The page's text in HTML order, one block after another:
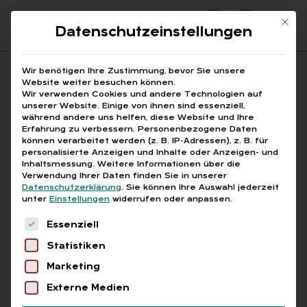
Suchfeld
Suchen
Breadcrumb-Navigation
STARTSEITE
PRINTAUSGABEN
TITELTHEMA: QUO VADIS, …
DIGITALE RENTENÜBERSICHT – ERSTER …
Abo
IM BLICK: SO­ZI­AL­VER­SI­CHE­RUNGS­RECHT
Di­gi­ta­le Ren­ten­über­
Mit
Datenschutzeinstellungen
Wir benötigen Ihre Zustimmung, bevor Sie unsere
Website weiter besuchen können.
Wir verwenden Cookies und andere Technologien auf
unserer Website. Einige von ihnen sind essenziell,
während andere uns helfen, diese Website und Ihre
Erfahrung zu verbessern. Personenbezogene Daten
können verarbeitet werden (z. B. IP-Adressen), z. B. für
personalisierte Anzeigen und Inhalte oder Anzeigen- und
Inhaltsmessung. Weitere Informationen über die
Verwendung Ihrer Daten finden Sie in unserer
Datenschutzerklärung. Sie können Ihre Auswahl jederzeit
unter Einstellungen widerrufen oder anpassen.
Es folgt eine Liste der Service-Gruppen, für
Essenziell
Statistiken
Marketing
Externe Medien